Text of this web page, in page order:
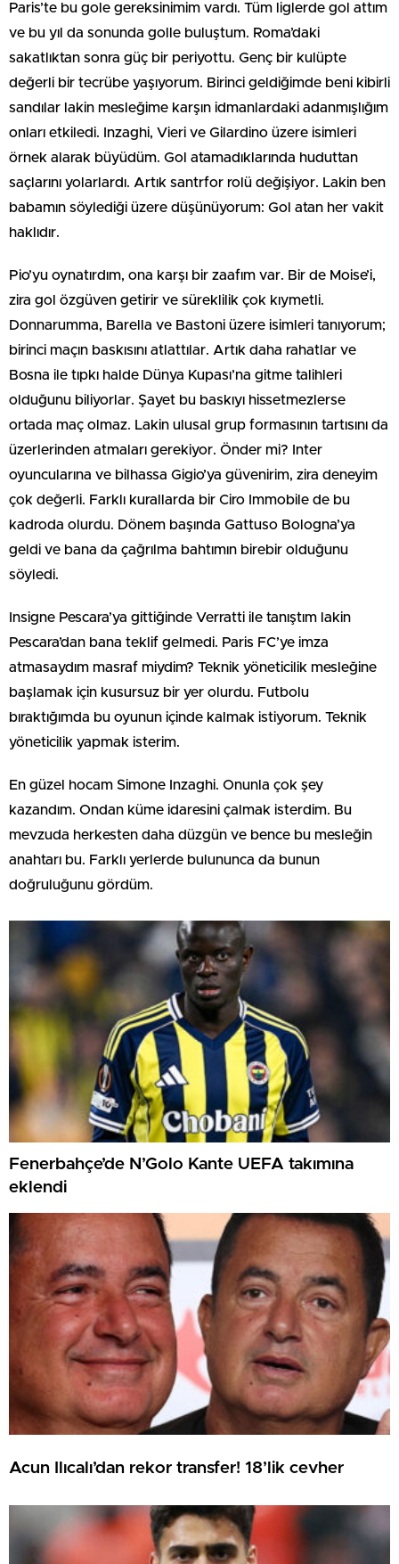
Paris’te bu gole gereksinimim vardı. Tüm liglerde gol attım
ve bu yıl da sonunda golle buluştum. Roma’daki
sakatlıktan sonra güç bir periyottu. Genç bir kulüpte
değerli bir tecrübe yaşıyorum. Birinci geldiğimde beni kibirli
sandılar lakin mesleğime karşın idmanlardaki adanmışlığım
onları etkiledi. Inzaghi, Vieri ve Gilardino üzere isimleri
örnek alarak büyüdüm. Gol atamadıklarında huduttan
saçlarını yolarlardı. Artık santrfor rolü değişiyor. Lakin ben
babamın söylediği üzere düşünüyorum: Gol atan her vakit
haklıdır.
Pio’yu oynatırdım, ona karşı bir zaafım var. Bir de Moise’i,
zira gol özgüven getirir ve süreklilik çok kıymetli.
Donnarumma, Barella ve Bastoni üzere isimleri tanıyorum;
birinci maçın baskısını atlattılar. Artık daha rahatlar ve
Bosna ile tıpkı halde Dünya Kupası’na gitme talihleri
olduğunu biliyorlar. Şayet bu baskıyı hissetmezlerse
ortada maç olmaz. Lakin ulusal grup formasının tartısını da
üzerlerinden atmaları gerekiyor. Önder mi? Inter
oyuncularına ve bilhassa Gigio’ya güvenirim, zira deneyim
çok değerli. Farklı kurallarda bir Ciro Immobile de bu
kadroda olurdu. Dönem başında Gattuso Bologna’ya
geldi ve bana da çağrılma bahtımın birebir olduğunu
söyledi.
Insigne Pescara’ya gittiğinde Verratti ile tanıştım lakin
Pescara’dan bana teklif gelmedi. Paris FC’ye imza
atmasaydım masraf miydim? Teknik yöneticilik mesleğine
başlamak için kusursuz bir yer olurdu. Futbolu
bıraktığımda bu oyunun içinde kalmak istiyorum. Teknik
yöneticilik yapmak isterim.
En güzel hocam Simone Inzaghi. Onunla çok şey
kazandım. Ondan küme idaresini çalmak isterdim. Bu
mevzuda herkesten daha düzgün ve bence bu mesleğin
anahtarı bu. Farklı yerlerde bulununca da bunun
doğruluğunu gördüm.
Fenerbahçe’de N’Golo Kante UEFA takımına
eklendi
Acun Ilıcalı’dan rekor transfer! 18’lik cevher